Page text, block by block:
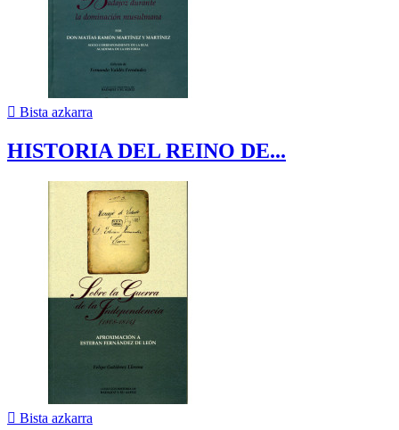
 Bista azkarra
HISTORIA DEL REINO DE...
 Bista azkarra